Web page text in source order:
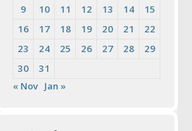
9
10 11 12 13 14
15
16
17 18 19 20 21
22
23
24 25 26 27 28
29
30
31
« Nov Jan »